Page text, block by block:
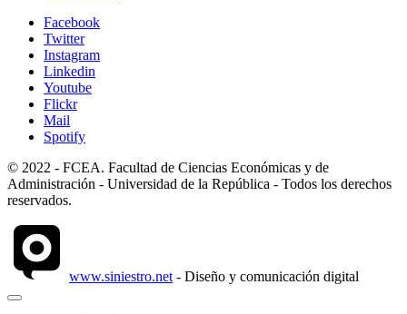
Facebook
Twitter
Instagram
Linkedin
Youtube
Flickr
Mail
Spotify
© 2022 - FCEA. Facultad de Ciencias Económicas y de
Administración - Universidad de la República - Todos los derechos
reservados.
www.siniestro.net - Diseño y comunicación digital